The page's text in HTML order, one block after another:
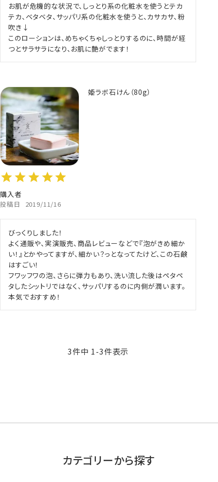
お肌が危機的な状況で、しっとり系の化粧水を使うとテカ
テカ、ベタベタ、サッパリ系の化粧水を使うと、カサカサ、粉
吹き↓
このローションは、めちゃくちゃしっとりするのに、時間が経
つとサラサラになり、お肌に艶がでます！
姫ラボ石けん（80g）
購入者
投稿日 2019/11/16
びっくりしました！
よく通販や、実演販売、商品レビューなどで『泡がきめ細か
い！』とかやってますが、細かい？っとなってたけど、この石鹸
はすごい！
フワッフワの泡、さらに弾力もあり、洗い流した後はペタペ
タしたシットリではなく、サッパリするのに内側が潤います。
本気でおすすめ！
3件中 1-3件表示
カテゴリーから探す